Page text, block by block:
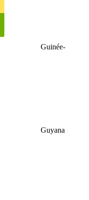
Guinée-
Guyana